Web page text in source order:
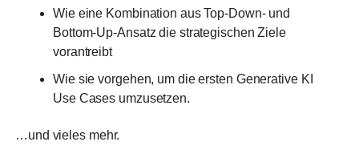
Wie eine Kombination aus Top-Down- und
Bottom-Up-Ansatz die strategischen Ziele
vorantreibt
Wie sie vorgehen, um die ersten Generative KI
Use Cases umzusetzen.
…und vieles mehr.